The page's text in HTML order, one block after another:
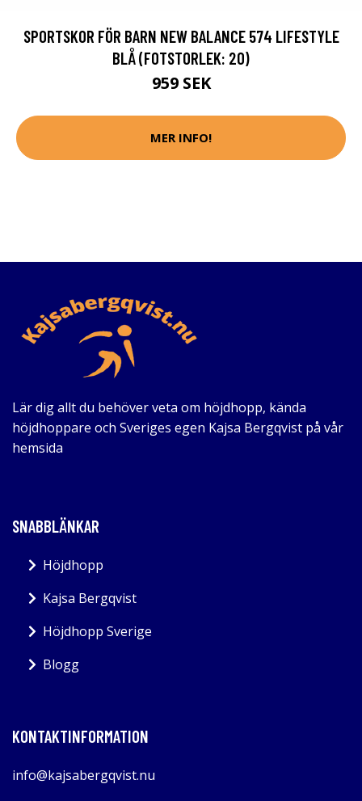
SPORTSKOR FÖR BARN NEW BALANCE 574 LIFESTYLE
BLÅ (FOTSTORLEK: 20)
959 SEK
MER INFO!
Lär dig allt du behöver veta om höjdhopp, kända
höjdhoppare och Sveriges egen Kajsa Bergqvist på vår
hemsida
SNABBLÄNKAR
Höjdhopp
Kajsa Bergqvist
Höjdhopp Sverige
Blogg
KONTAKTINFORMATION
info@kajsabergqvist.nu